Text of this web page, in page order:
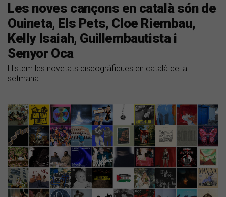
Les noves cançons en català són de
Ouineta, Els Pets, Cloe Riembau,
Kelly Isaiah, Guillembautista i
Senyor Oca
Llistem les novetats discogràfiques en català de la
setmana